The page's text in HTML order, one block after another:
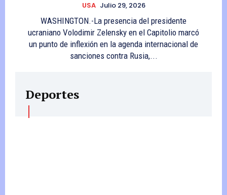
USA Julio 29, 2026
WASHINGTON.-La presencia del presidente
ucraniano Volodimir Zelensky en el Capitolio marcó
un punto de inflexión en la agenda internacional de
sanciones contra Rusia,...
Deportes